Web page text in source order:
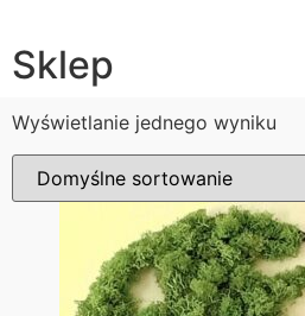
Sklep
Wyświetlanie jednego wyniku